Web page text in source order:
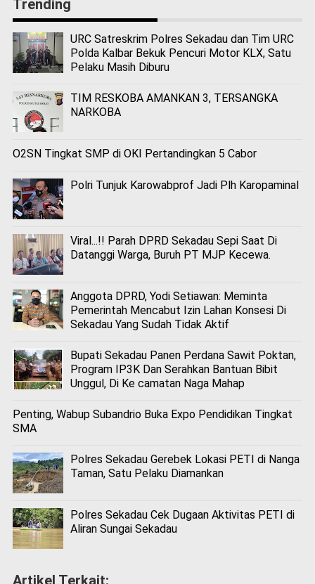
Trending
URC Satreskrim Polres Sekadau dan Tim URC
Polda Kalbar Bekuk Pencuri Motor KLX, Satu
Pelaku Masih Diburu
TIM RESKOBA AMANKAN 3, TERSANGKA
NARKOBA
O2SN Tingkat SMP di OKI Pertandingkan 5 Cabor
Polri Tunjuk Karowabprof Jadi Plh Karopaminal
Viral...!! Parah DPRD Sekadau Sepi Saat Di
Datanggi Warga, Buruh PT MJP Kecewa.
Anggota DPRD, Yodi Setiawan: Meminta
Pemerintah Mencabut Izin Lahan Konsesi Di
Sekadau Yang Sudah Tidak Aktif
Bupati Sekadau Panen Perdana Sawit Poktan,
Program IP3K Dan Serahkan Bantuan Bibit
Unggul, Di Ke camatan Naga Mahap
Penting, Wabup Subandrio Buka Expo Pendidikan Tingkat
SMA
Polres Sekadau Gerebek Lokasi PETI di Nanga
Taman, Satu Pelaku Diamankan
Polres Sekadau Cek Dugaan Aktivitas PETI di
Aliran Sungai Sekadau
Artikel Terkait: